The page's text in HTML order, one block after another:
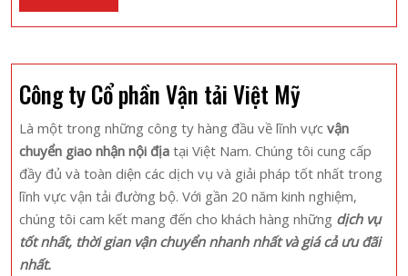
Bỏ
Khi
Đến
Du
Lịch
Huế
Full
Công ty Cổ phần Vận tải Việt Mỹ
Là một trong những công ty hàng đầu về lĩnh vực vận
chuyển giao nhận nội địa tại Việt Nam. Chúng tôi cung cấp
đầy đủ và toàn diện các dịch vụ và giải pháp tốt nhất trong
lĩnh vực vận tải đường bộ. Với gần 20 năm kinh nghiệm,
chúng tôi cam kết mang đến cho khách hàng những dịch vụ
tốt nhất, thời gian vận chuyển nhanh nhất và giá cả ưu đãi
nhất.